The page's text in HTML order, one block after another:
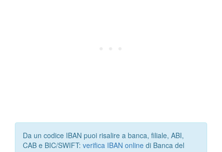
Da un codice IBAN puoi risalire a banca, filiale, ABI,
CAB e BIC/SWIFT: verifica IBAN online di Banca del